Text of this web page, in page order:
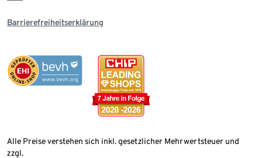
Barrierefreiheitserklärung
Alle Preise verstehen sich inkl. gesetzlicher Mehrwertsteuer und
zzgl.